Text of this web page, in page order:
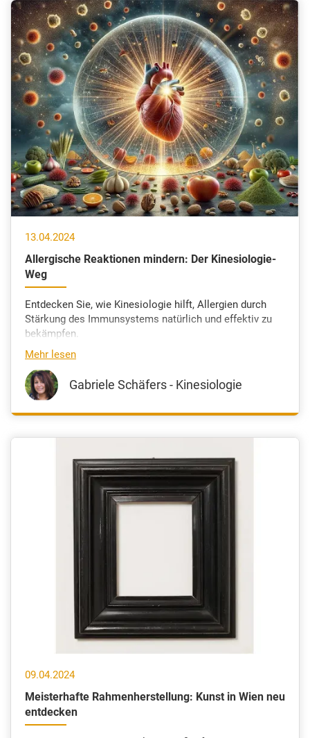
13.04.2024
Allergische Reaktionen mindern: Der Kinesiologie-
Weg
Entdecken Sie, wie Kinesiologie hilft, Allergien durch
Stärkung des Immunsystems natürlich und effektiv zu
bekämpfen.
Mehr lesen
Gabriele Schäfers - Kinesiologie
09.04.2024
Meisterhafte Rahmenherstellung: Kunst in Wien neu
entdecken